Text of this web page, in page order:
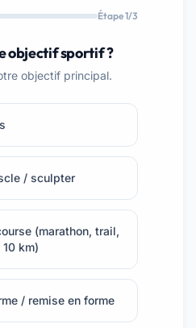
Étape 1/3
objectif sportif ?
objectif principal.
/ sculpter
(marathon, trail,
10 km)
/ remise en forme